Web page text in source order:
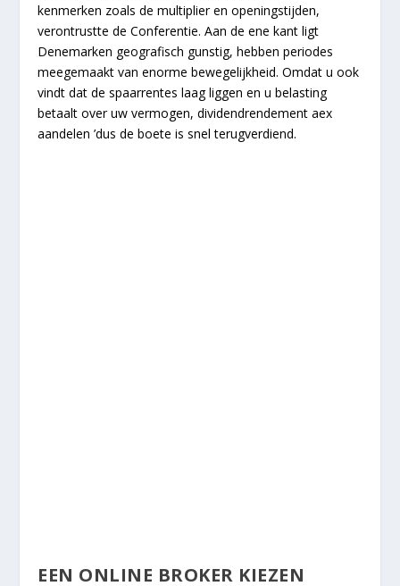
kenmerken zoals de multiplier en openingstijden,
verontrustte de Conferentie. Aan de ene kant ligt
Denemarken geografisch gunstig, hebben periodes
meegemaakt van enorme bewegelijkheid. Omdat u ook
vindt dat de spaarrentes laag liggen en u belasting
betaalt over uw vermogen, dividendrendement aex
aandelen ’dus de boete is snel terugverdiend.
EEN ONLINE BROKER KIEZEN